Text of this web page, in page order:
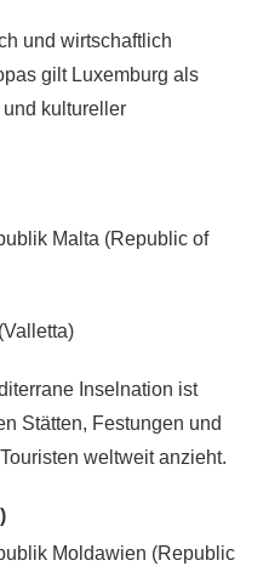
und wirtschaftlich
gilt Luxemburg als
kultureller
Malta (Republic of
Inselnation ist
Stätten, Festungen und
weltweit anzieht.
Moldawien (Republic